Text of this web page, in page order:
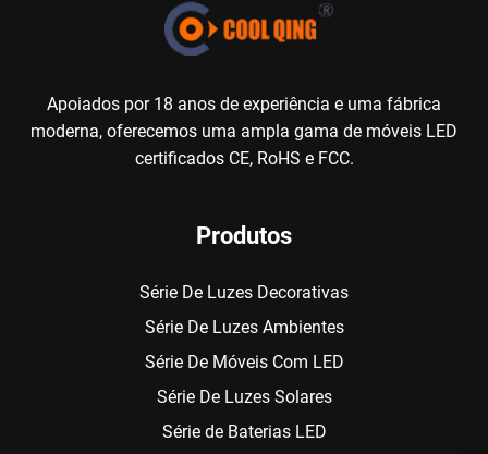
Apoiados por 18 anos de experiência e uma fábrica
moderna, oferecemos uma ampla gama de móveis LED
certificados CE, RoHS e FCC.
Produtos
Série De Luzes Decorativas
Série De Luzes Ambientes
Série De Móveis Com LED
Série De Luzes Solares
Série de Baterias LED